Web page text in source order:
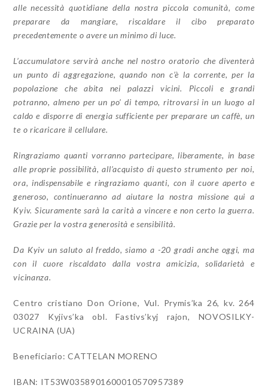
alle necessità quotidiane della nostra piccola comunità, come
preparare da mangiare, riscaldare il cibo preparato
precedentemente o avere un minimo di luce.
L’accumulatore servirà anche nel nostro oratorio che diventerà
un punto di aggregazione, quando non c’è la corrente, per la
popolazione che abita nei palazzi vicini. Piccoli e grandi
potranno, almeno per un po’ di tempo, ritrovarsi in un luogo al
caldo e disporre di energia sufficiente per preparare un caffè, un
te o ricaricare il cellulare.
Ringraziamo quanti vorranno partecipare, liberamente, in base
alle proprie possibilità, all’acquisto di questo strumento per noi,
ora, indispensabile e ringraziamo quanti, con il cuore aperto e
generoso, continueranno ad aiutare la nostra missione qui a
Kyiv.Sicuramente sarà la carità a vincere e non certo la guerra.
Grazie per la vostra generosità e sensibilità.
Da Kyiv un saluto al freddo, siamo a -20 gradi anche oggi, ma
con il cuore riscaldato dalla vostra amicizia, solidarietà e
vicinanza.
Centro cristiano Don Orione, Vul. Prymis’ka 26, kv. 264
03027 Kyjivs’ka obl.Fastivs’kyj rajon, NOVOSILKY-
UCRAINA (UA)
Beneficiario: CATTELAN MORENO
IBAN: IT53W0358901600010570957389